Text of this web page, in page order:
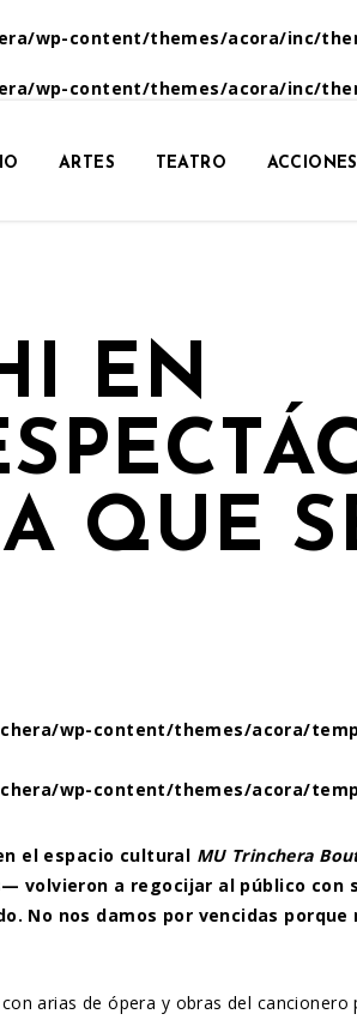
wp-content/themes/acora/inc/
wp-content/themes/acora/inc/
ARTES TEATRO ACCIONES
EN
QUE
wp-content/themes/acora/
wp-content/themes/acora/
el espacio cultural MU Trinchera
a regocijar al público con
No nos damos por vencidas porque
arias de ópera y obras del